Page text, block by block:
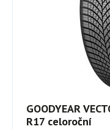
GOODYEAR
R17 celoroční